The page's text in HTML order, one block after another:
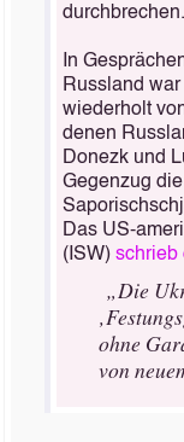
durchbrechen.
In
Russland
wiederholt
denen
Donezk und
Gegenzug
Das US-
(ISW) schrieb
„Die
ohne
von